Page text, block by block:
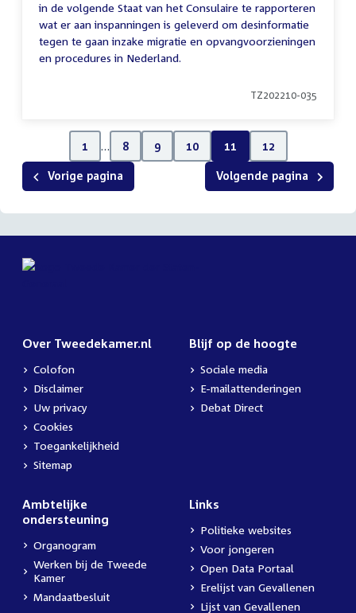
in de volgende Staat van het Consulaire te rapporteren
wat er aan inspanningen is geleverd om desinformatie
tegen te gaan inzake migratie en opvangvoorzieningen
en procedures in Nederland.
TZ202210-035
Vorige pagina
1 … 8 9 10 11 12
Volgende pagina
Over Tweedekamer.nl
Colofon
Disclaimer
Uw privacy
Cookies
Toegankelijkheid
Sitemap
Blijf op de hoogte
Sociale media
E-mailattenderingen
Debat Direct
Ambtelijke
ondersteuning
Organogram
Werken bij de Tweede
Kamer
Mandaatbesluit
Links
Politieke websites
Voor jongeren
Open Data Portaal
Erelijst van Gevallenen
Lijst van Gevallenen